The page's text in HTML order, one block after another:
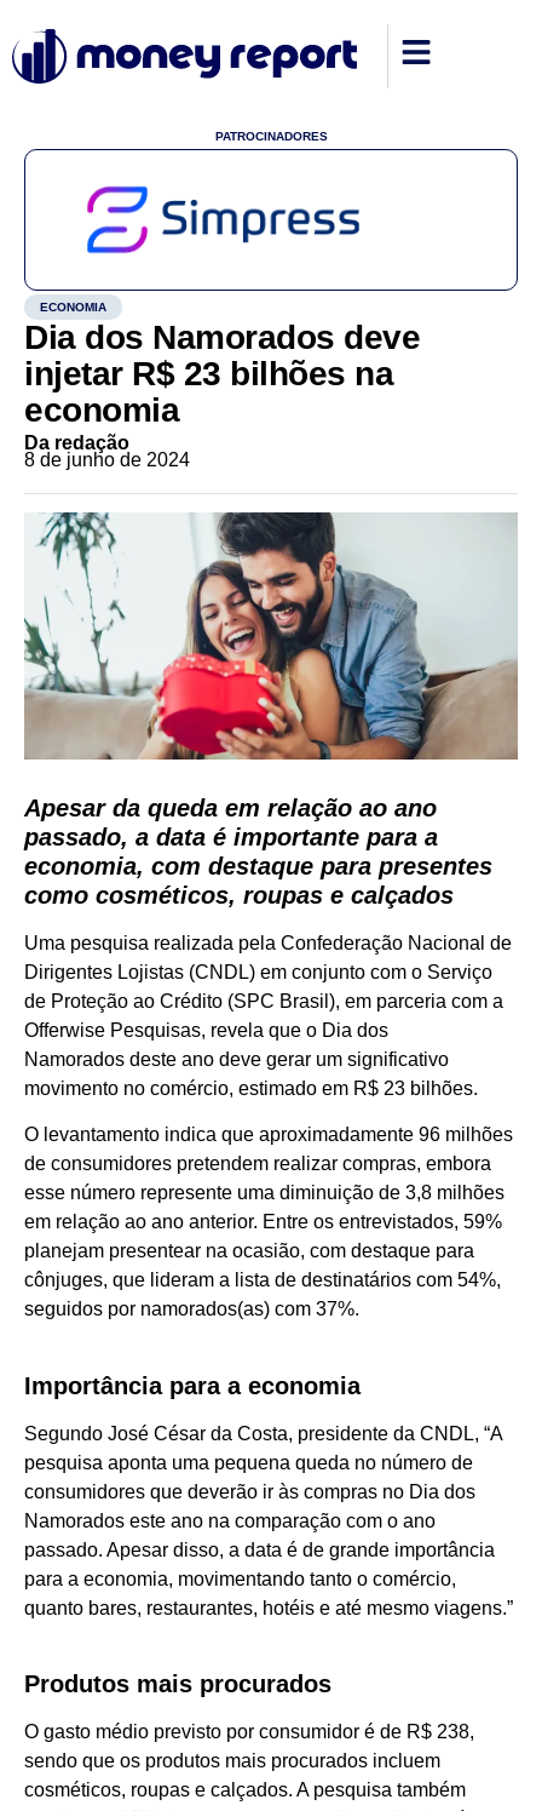
PATROCINADORES
ECONOMIA
Dia dos Namorados deve
injetar R$ 23 bilhões na
economia
Da redação
8 de junho de 2024
Apesar da queda em relação ao ano
passado, a data é importante para a
economia, com destaque para presentes
como cosméticos, roupas e calçados
Uma pesquisa realizada pela Confederação Nacional de
Dirigentes Lojistas (CNDL) em conjunto com o Serviço
de Proteção ao Crédito (SPC Brasil), em parceria com a
Offerwise Pesquisas, revela que o Dia dos
Namorados deste ano deve gerar um significativo
movimento no comércio, estimado em R$ 23 bilhões.
O levantamento indica que aproximadamente 96 milhões
de consumidores pretendem realizar compras, embora
esse número represente uma diminuição de 3,8 milhões
em relação ao ano anterior. Entre os entrevistados, 59%
planejam presentear na ocasião, com destaque para
cônjuges, que lideram a lista de destinatários com 54%,
seguidos por namorados(as) com 37%.
Importância para a economia
Segundo José César da Costa, presidente da CNDL, “A
pesquisa aponta uma pequena queda no número de
consumidores que deverão ir às compras no Dia dos
Namorados este ano na comparação com o ano
passado. Apesar disso, a data é de grande importância
para a economia, movimentando tanto o comércio,
quanto bares, restaurantes, hotéis e até mesmo viagens.”
Produtos mais procurados
O gasto médio previsto por consumidor é de R$ 238,
sendo que os produtos mais procurados incluem
cosméticos, roupas e calçados. A pesquisa também